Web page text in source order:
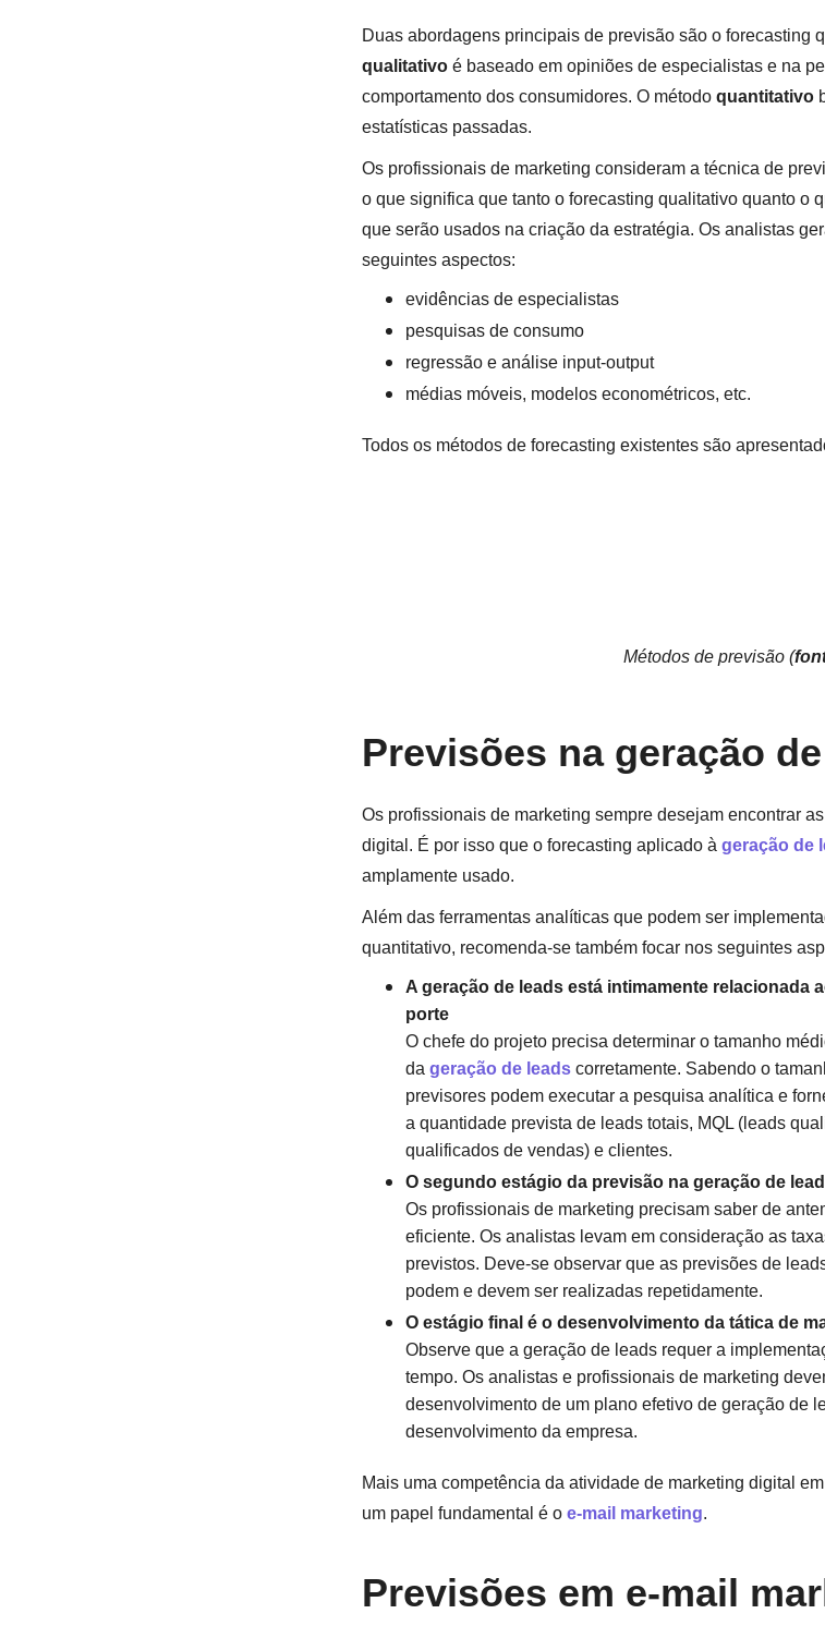
Duas abordagens principais de previsão são o forecasting
qualitativoé baseado em opiniões de especialistas e na
comportamento dos consumidores. O métodoquantitativo
estatísticas passadas.
Os profissionais de marketing consideram a técnica de
o que significa que tanto o forecasting qualitativo quanto o
que serão usados ​​na criação da estratégia. Os analistas
seguintes aspectos:
evidências de especialistas
pesquisas de consumo
regressão e análise input-output
médias móveis, modelos econométricos, etc.
Todos os métodos de forecasting existentes são
Métodos de previsão (
Previsões na geração
Os profissionais de marketing sempre desejam encontrar
digital. É por isso que o forecasting aplicado àgeração de
amplamente usado.
Além das ferramentas analíticas que podem ser
quantitativo, recomenda-se também focar nos seguintes
A geração de leads está intimamente relacionada
porte
O chefe do projeto precisa determinar o tamanho
dageração de leadscorretamente. Sabendo o
previsores podem executar a pesquisa analítica e
a quantidade prevista de leads totais, MQL (leads
qualificados de vendas) e clientes.
O segundo estágio da previsão na geração de
Os profissionais de marketing precisam saber de
eficiente. Os analistas levam em consideração as
previstos. Deve-se observar que as previsões de
podem e devem ser realizadas repetidamente.
O estágio final é o desenvolvimento da tática de
Observe que a geração de leads requer a
tempo. Os analistas e profissionais de marketing
desenvolvimento de um plano efetivo de geração de
desenvolvimento da empresa.
Mais uma competência da atividade de marketing digital
um papel fundamental é oe-mail marketing.
Previsões em e-mail